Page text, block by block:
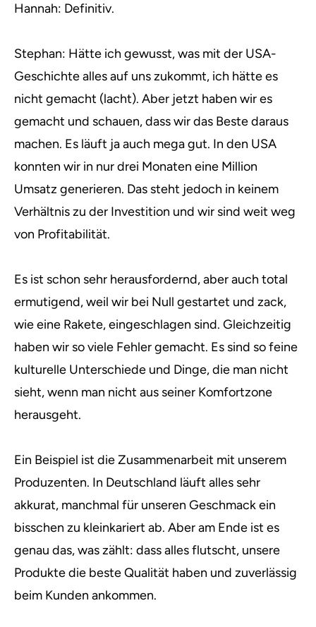
Hannah: Definitiv.
Stephan: Hätte ich gewusst, was mit der USA-
Geschichte alles auf uns zukommt, ich hätte es
nicht gemacht (lacht). Aber jetzt haben wir es
gemacht und schauen, dass wir das Beste daraus
machen. Es läuft ja auch mega gut. In den USA
konnten wir in nur drei Monaten eine Million
Umsatz generieren. Das steht jedoch in keinem
Verhältnis zu der Investition und wir sind weit weg
von Profitabilität.
Es ist schon sehr herausfordernd, aber auch total
ermutigend, weil wir bei Null gestartet und zack,
wie eine Rakete, eingeschlagen sind. Gleichzeitig
haben wir so viele Fehler gemacht. Es sind so feine
kulturelle Unterschiede und Dinge, die man nicht
sieht, wenn man nicht aus seiner Komfortzone
herausgeht.
Ein Beispiel ist die Zusammenarbeit mit unserem
Produzenten. In Deutschland läuft alles sehr
akkurat, manchmal für unseren Geschmack ein
bisschen zu kleinkariert ab. Aber am Ende ist es
genau das, was zählt: dass alles flutscht, unsere
Produkte die beste Qualität haben und zuverlässig
beim Kunden ankommen.